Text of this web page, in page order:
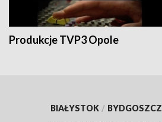
Produkcje TVP3 Opole
BIAŁYSTOK / BYDGOSZCZ